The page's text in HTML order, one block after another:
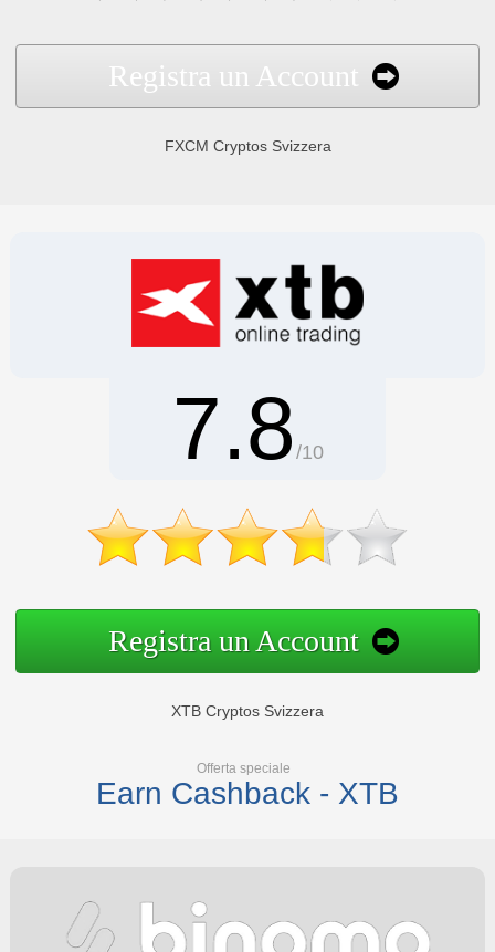
Registra un Account
FXCM Cryptos Svizzera
7.8 /10
Registra un Account
XTB Cryptos Svizzera
Offerta speciale
Earn Cashback - XTB